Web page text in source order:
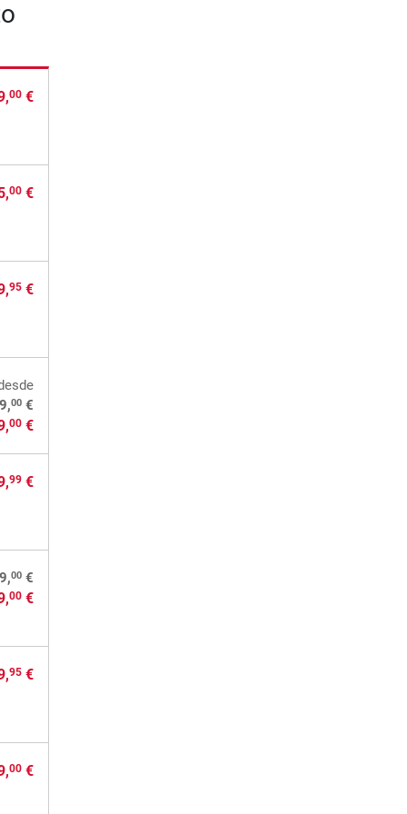
00 €
00 €
95 €
00 €
00 €
99 €
00 €
00 €
95 €
00 €